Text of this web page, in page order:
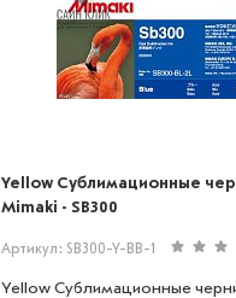
Yellow Сублимационные
Mimaki - SB300
Артикул: SB300-Y-BB-1
Yellow Сублимационные